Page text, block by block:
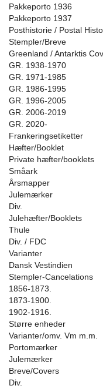
Pakkeporto 1936
Pakkeporto 1937
Posthistorie / Postal
Stempler/Breve
Greenland / Antarktis
GR. 1938-1970
GR. 1971-1985
GR. 1986-1995
GR. 1996-2005
GR. 2006-2019
GR. 2020-
Frankeringsetiketter
Hæfter/Booklet
Private hæfter/booklets
Småark
Årsmapper
Julemærker
Div.
Julehæfter/Booklets
Thule
Div. / FDC
Varianter
Dansk Vestindien
Stempler-Cancelations
1856-1873.
1873-1900.
1902-1916.
Større enheder
Varianter/omv. Vm m.m.
Portomærker
Julemærker
Breve/Covers
Div.